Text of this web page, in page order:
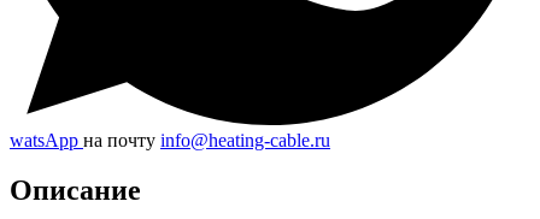
watsApp на почту info@heating-cable.ru
Описание